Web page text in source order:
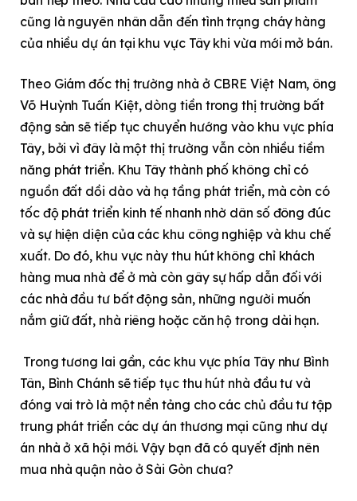
cũng là nguyên nhân dẫn đến tình trạng cháy hàng
của nhiều dự án tại khu vực Tây khi vừa mới mở bán.
Theo Giám đốc thị trường nhà ở CBRE Việt Nam, ông
Võ Huỳnh Tuấn Kiệt, dòng tiền trong thị trường bất
động sản sẽ tiếp tục chuyển hướng vào khu vực phía
Tây, bởi vì đây là một thị trường vẫn còn nhiều tiềm
năng phát triển. Khu Tây thành phố không chỉ có
nguồn đất dồi dào và hạ tầng phát triển, mà còn có
tốc độ phát triển kinh tế nhanh nhờ dân số đông đúc
và sự hiện diện của các khu công nghiệp và khu chế
xuất. Do đó, khu vực này thu hút không chỉ khách
hàng mua nhà để ở mà còn gây sự hấp dẫn đối với
các nhà đầu tư bất động sản, những người muốn
nắm giữ đất, nhà riêng hoặc căn hộ trong dài hạn.
Trong tương lai gần, các khu vực phía Tây như Bình
Tân, Bình Chánh sẽ tiếp tục thu hút nhà đầu tư và
đóng vai trò là một nền tảng cho các chủ đầu tư tập
trung phát triển các dự án thương mại cũng như dự
án nhà ở xã hội mới. Vậy bạn đã có quyết định nên
mua nhà quận nào ở Sài Gòn chưa?